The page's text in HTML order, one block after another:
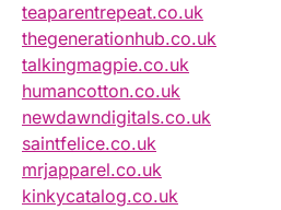
teaparentrepeat.co.uk
thegenerationhub.co.uk
talkingmagpie.co.uk
humancotton.co.uk
newdawndigitals.co.uk
saintfelice.co.uk
mrjapparel.co.uk
kinkycatalog.co.uk